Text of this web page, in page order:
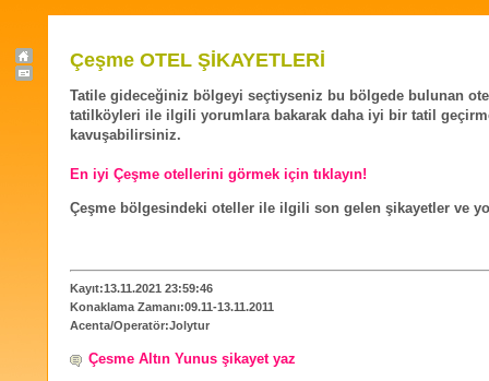
Çeşme OTEL ŞİKAYETLERİ
Tatile gideceğiniz bölgeyi seçtiyseniz bu bölgede bulunan
tatilköyleri ile ilgili yorumlara bakarak daha iyi bir tatil
kavuşabilirsiniz.
En iyi Çeşme otellerini görmek için tıklayın!
Çeşme bölgesindeki oteller ile ilgili son gelen şikayetler ve
Kayıt:13.11.2021 23:59:46
Konaklama Zamanı:09.11-13.11.2011
Acenta/Operatör:Jolytur
Çesme Altın Yunus şikayet yaz